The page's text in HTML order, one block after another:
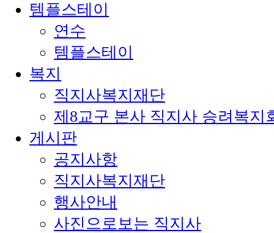
템플스테이
연수
템플스테이
복지
직지사복지재단
제8교구 본사 직지사 승려복지
게시판
공지사항
직지사복지재단
행사안내
사진으로보는 직지사